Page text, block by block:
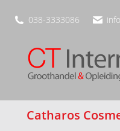
038-3333086
Catharos